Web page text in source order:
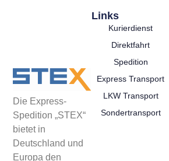
Die Express-
Spedition „STEX“
bietet in
Deutschland und
Europa den
Links
Kurierdienst
Direktfahrt
Spedition
Express Transport
LKW Transport
Sondertransport